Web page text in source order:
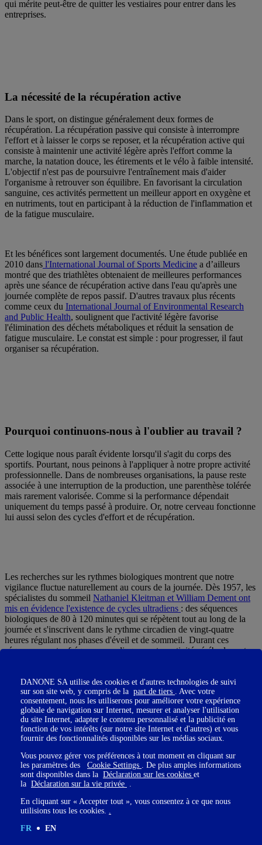
qui mérite peut-être de quitter les vestiaires pour entrer dans les
entreprises.
La nécessité de la récupération active
Dans le sport, on distingue généralement deux formes de
récupération. La récupération passive qui consiste à interrompre
l'effort et à laisser le corps se reposer, et la récupération active qui
consiste à maintenir une activité légère après l'effort comme la
marche, la natation douce, les étirements et le vélo à faible intensité.
L'objectif n'est pas de poursuivre l'entraînement mais d'aider
l'organisme à retrouver son équilibre. En favorisant la circulation
sanguine, ces activités permettent un meilleur apport en oxygène et
en nutriments, tout en participant à la réduction de l'inflammation et
de la fatigue musculaire.
Et les bénéfices sont largement documentés. Une étude publiée en
2010 dans l'International Journal of Sports Medicine a d’ailleurs
montré que des triathlètes obtenaient de meilleures performances
après une séance de récupération active dans l'eau qu'après une
journée complète de repos passif. D'autres travaux plus récents
comme ceux du International Journal of Environmental Research
and Public Health, soulignent que l'activité légère favorise
l'élimination des déchets métaboliques et réduit la sensation de
fatigue musculaire. Le constat est simple : pour progresser, il faut
organiser sa récupération.
Pourquoi continuons-nous à l'oublier au travail ?
Cette logique nous paraît évidente lorsqu'il s'agit du corps des
sportifs. Pourtant, nous peinons à l'appliquer à notre propre activité
professionnelle. Dans de nombreuses organisations, la pause reste
associée à une interruption de la production, une parenthèse tolérée
mais rarement valorisée. Comme si la performance dépendait
uniquement du temps passé à produire. Or, notre cerveau fonctionne
lui aussi selon des cycles d'effort et de récupération.
Les recherches sur les rythmes biologiques montrent que notre
vigilance fluctue naturellement au cours de la journée. Dès 1957, les
spécialistes du sommeil Nathaniel Kleitman et William Dement ont
mis en évidence l'existence de cycles ultradiens : des séquences
biologiques de 80 à 120 minutes qui se répètent tout au long de la
journée et s'inscrivent dans le rythme circadien de vingt-quatre
heures régulant nos phases d'éveil et de sommeil. Durant ces
séquences, notre fréquence cardiaque, notre activité cérébrale, notre
Autrement dit, la baisse de concentration qui survient après une
heure ou deux de travail continu n'est pas un manque de motivation,
c'est un phénomène physiologique normal. Pourtant, nous
continuons souvent à lutter contre ces signaux. Nous retardons la
pause, sautons le déjeuner et enchaînons les réunions jusqu'à
saturation. Résultat : un système nerveux maintenu sous tension
permanente finit par s'épuiser. La clarté mentale diminue, la capacité
de décision se dégrade et les erreurs se multiplient.
DANONE SA utilise des cookies et d'autres technologies de suivi
sur son site web, y compris de la part de tiers . Avec votre
consentement, nous les utiliserons pour améliorer votre expérience
globale de navigation sur Internet, mesurer et analyser l'utilisation
du site Internet, adapter le contenu personnalisé et la publicité en
fonction de vos intérêts (sur notre site Internet et d'autres) et vous
fournir des fonctionnalités disponibles sur les médias sociaux.
Vous pouvez gérer vos préférences à tout moment en cliquant sur
les paramètres des Cookie Settings . De plus amples informations
sont disponibles dans la Déclaration sur les cookies et
la Déclaration sur la vie privée .
En cliquant sur « Accepter tout », vous consentez à ce que nous
utilisions tous les cookies. .
FR
EN